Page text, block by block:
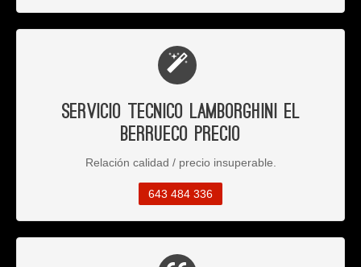
Servicio Tecnico Lamborghini El
Berrueco Precio
Relación calidad / precio insuperable.
643 484 336